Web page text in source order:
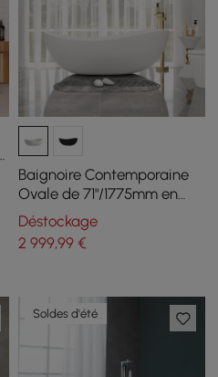
Baignoire Contemporaine
Ovale de 71"/1775mm en
Résine de Pierre Blanc Mat
Blanc Brillant
Déstockage
2 999,99€
Soldes d'été